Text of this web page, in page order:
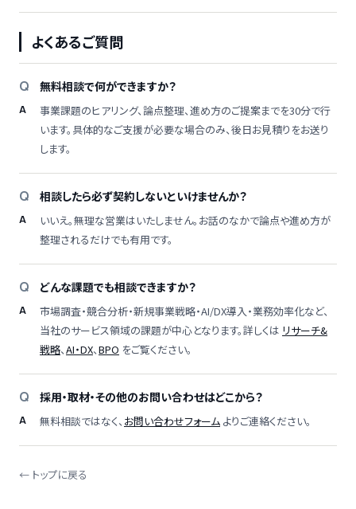
よくあるご質問
無料相談で何ができますか？
事業課題のヒアリング、論点整理、進め方のご提案までを30分で行
います。具体的なご支援が必要な場合のみ、後日お見積りをお送り
します。
相談したら必ず契約しないといけませんか？
いいえ。無理な営業はいたしません。お話のなかで論点や進め方が
整理されるだけでも有用です。
どんな課題でも相談できますか？
市場調査・競合分析・新規事業戦略・AI/DX導入・業務効率化など、
当社のサービス領域の課題が中心となります。詳しくは リサーチ&
戦略、AI・DX、BPO をご覧ください。
採用・取材・その他のお問い合わせはどこから？
無料相談ではなく、 お問い合わせフォーム よりご連絡ください。
← トップに戻る